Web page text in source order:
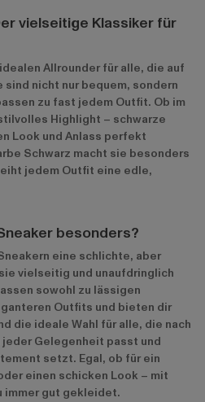
vielseitige Klassiker für
Allrounder für alle, die auf
nicht nur bequem, sondern
zu fast jedem Outfit. Ob im
Highlight – schwarze
Look und Anlass perfekt
Schwarz macht sie besonders
jedem Outfit eine edle,
besonders?
eine schlichte, aber
vielseitig und unaufdringlich
sowohl zu lässigen
Outfits und bieten dir
die ideale Wahl für alle, die nach
jeder Gelegenheit passt und
setzt. Egal, ob für ein
einen schicken Look – mit
immer gut gekleidet.